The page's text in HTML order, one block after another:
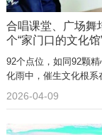
合唱课堂、广场
个“家门口的文化馆
92个点位，如同92颗
化雨中，催生文化根系
2026-04-09